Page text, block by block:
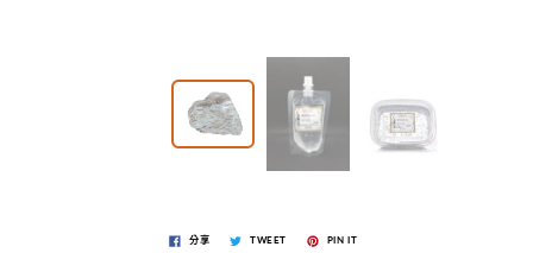
分享 TWEET PIN IT